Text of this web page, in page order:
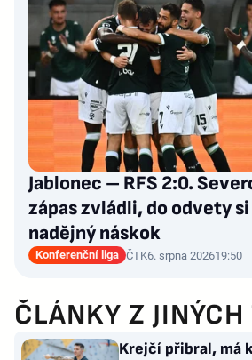
Jablonec – RFS 2:0.
zápas zvládli, do odvety
nadějný náskok
Konferenční liga ČTK6. srpna 202619:50
ČLÁNKY Z
Krejčí přibral, má